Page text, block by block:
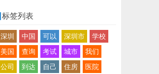
标签列表
深圳 中国 可以 深圳市
学校
美国
查询 考试 城市
我们
公司
到达 自己 住房
医院